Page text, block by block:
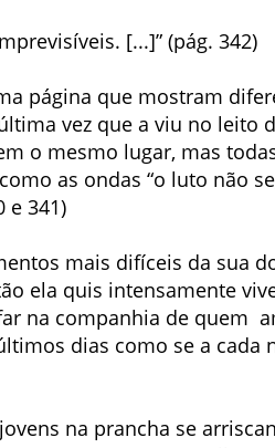
[...]” (pág. 342)
página que mostram
vez que a viu no leito
o mesmo lugar, mas
as ondas “o luto não
e 341)
mais difíceis da sua
ela quis intensamente
na companhia de quem
dias como se a cada
na prancha se